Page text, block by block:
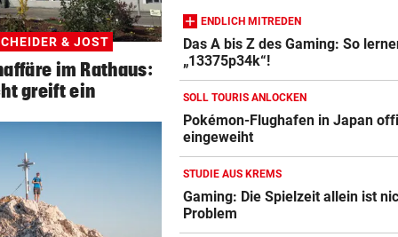
& JOST
im Rathaus:
greift ein
MUSKEL-COMEBACK
Russell Crowe: 25 Kilo
Übergewicht wegtrainiert!
ENDLICH MITREDEN
Das A bis Z des Gaming: So
„13375p34k“!
SOLL TOURIS ANLOCKEN
Pokémon-Flughafen in Japan
eingeweiht
STUDIE AUS KREMS
Gaming: Die Spielzeit allein ist
Problem